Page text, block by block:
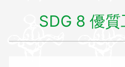
SDG 8 優